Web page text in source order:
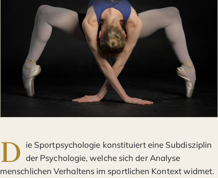
D ie Sportpsychologie konstituiert eine Subdisziplin
der Psychologie, welche sich der Analyse
menschlichen Verhaltens im sportlichen Kontext widmet.